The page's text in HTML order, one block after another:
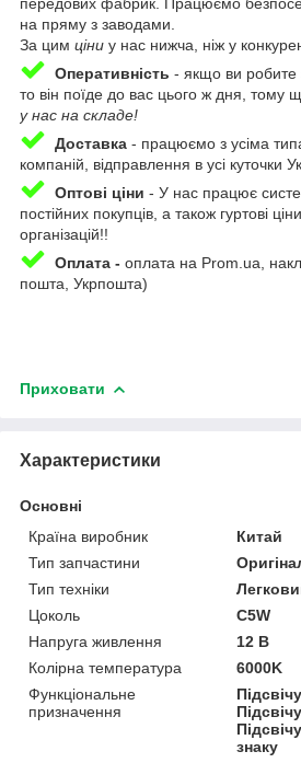
на пряму з заводами.
За цим ціни у нас нижча, ніж у
Оперативність - якщо ви робите
то він поїде до вас цього ж дня, тому
у нас на складе!
Доставка - працюємо з усіма
компаній, відправлення в усі куточки
Оптові ціни - У нас працює
постійних покупців, а також гуртові
організацій!!
Оплата - оплата на Prom.ua,
пошта, Укрпошта)
Приховати
Характеристики
Основні
Країна виробник
Китай
Тип запчастини
Тип техніки
Цоколь
C5W
Напруга живлення
12 В
Колірна температура
6000K
Функціональне
призначення
знаку